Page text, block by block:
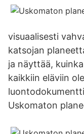
visuaalisesti
katsojan
ja näyttää,
kaikkiin eläviin
Uskomaton